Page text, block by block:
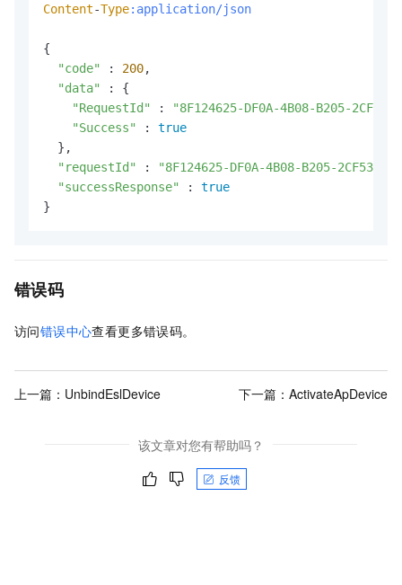
Content-Type:application/json
{
"code"
: 200,
"data"
: {
"RequestId"
:
"8F124625-DF0A-4B08-B205-
"Success"
: true
  },
"requestId"
:
"8F124625-DF0A-4B08-B205-
"successResponse"
: true
}
错误码
访问错误中心查看更多错误码。
上一篇： UnbindEslDevice 下一篇： ActivateApDevice
该文章对您有帮助吗？
反馈